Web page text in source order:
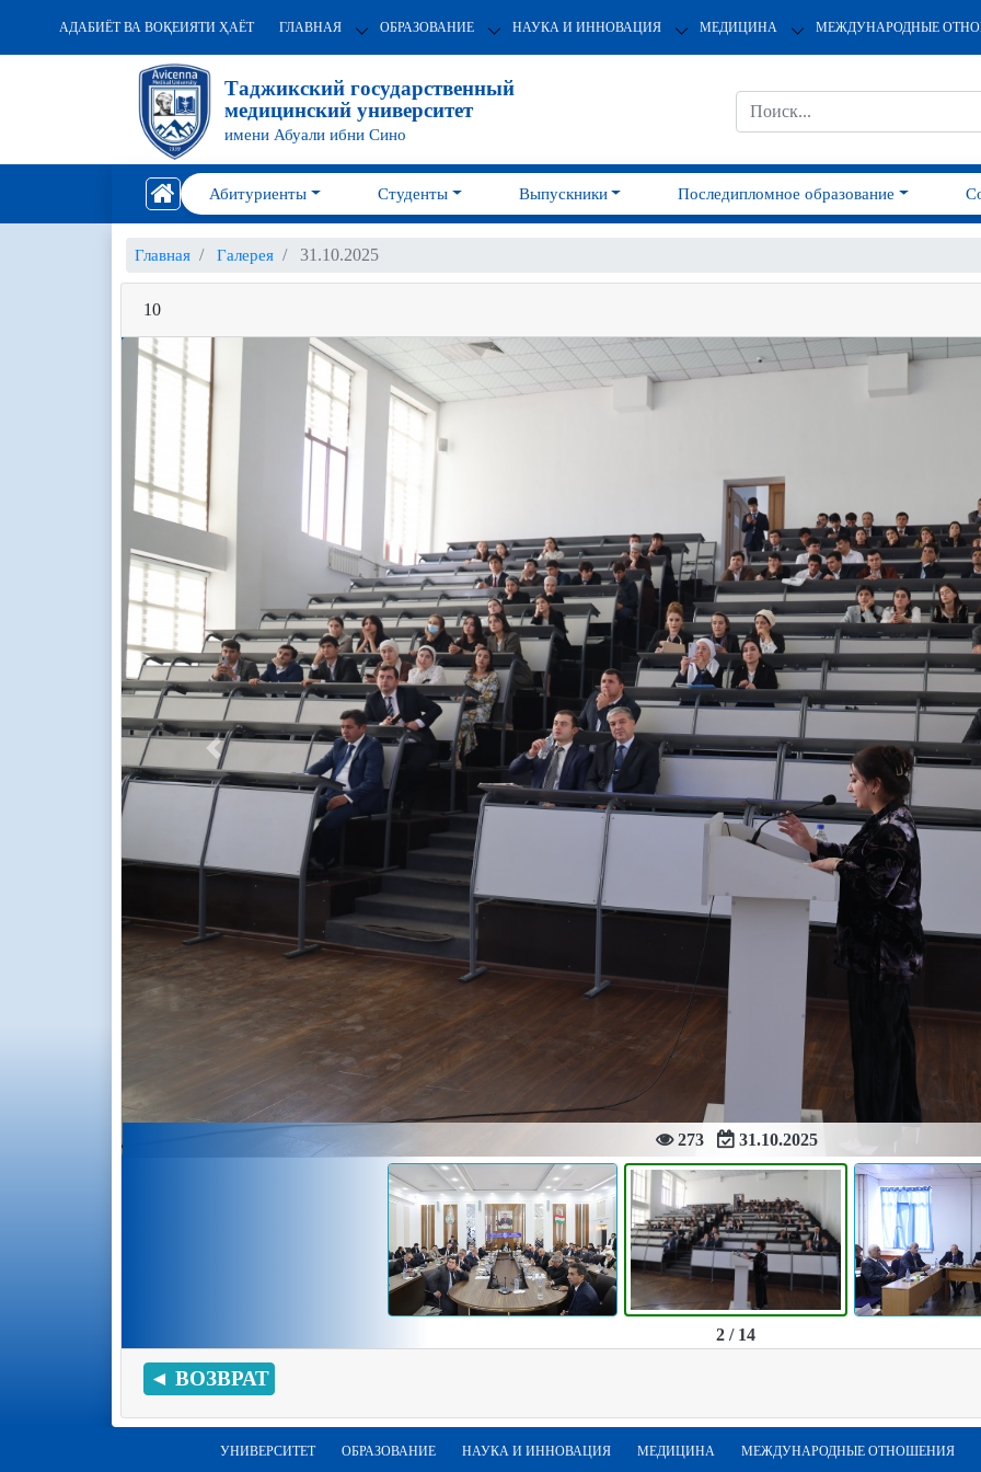
АДАБИЁТ ВА ВОҚЕИЯТИ ҲАЁТ ГЛАВНАЯ ОБРАЗОВАНИЕ НАУКА И ИННОВАЦИЯ МЕДИЦИНА МЕЖДУНАРОДНЫЕ
Таджикский государственный
медицинский университет
имени Абуали ибни Сино
Абитуриенты Студенты Выпускники Последипломное образование
Главная Галерея 31.10.2025
10
273 31.10.2025
Previous
2 / 14
◄ ВОЗВРАТ
УНИВЕРСИТЕТ ОБРАЗОВАНИЕ НАУКА И ИННОВАЦИЯ МЕДИЦИНА МЕЖДУНАРОДНЫЕ ОТНОШЕНИЯ